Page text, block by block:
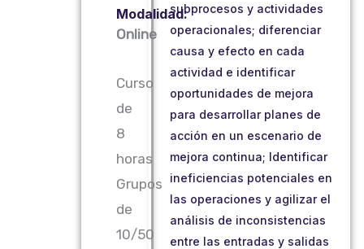
Modalidad:
Online
Curso
de
8
horas
Grupos
de
10/50
subprocesos y actividades
operacionales; diferenciar
causa y efecto en cada
actividad e identificar
oportunidades de mejora
para desarrollar planes de
acción en un escenario de
mejora continua; Identificar
ineficiencias potenciales en
las operaciones y agilizar el
análisis de inconsistencias
entre las entradas y salidas